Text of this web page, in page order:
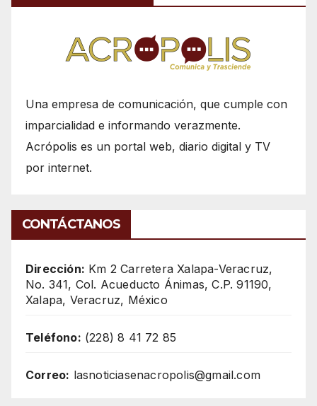
Una empresa de comunicación, que cumple con
imparcialidad e informando verazmente.
Acrópolis es un portal web, diario digital y TV
por internet.
CONTÁCTANOS
Dirección: Km 2 Carretera Xalapa-Veracruz,
No. 341, Col. Acueducto Ánimas, C.P. 91190,
Xalapa, Veracruz, México
Teléfono: (228) 8 41 72 85
Correo: lasnoticiasenacropolis@gmail.com